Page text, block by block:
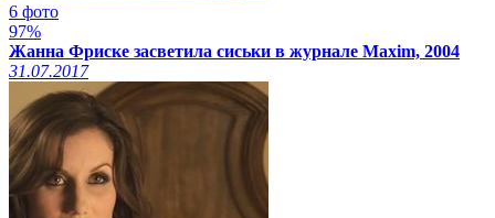
6 фото
97%
Жанна Фриске засветила сиськи в журнале Maxim, 2004
31.07.2017